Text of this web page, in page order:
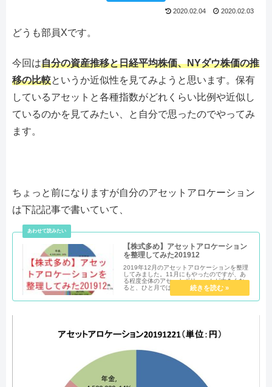
2020.02.04 2020.02.03
どうも部員Xです。
今回は自分の資産推移と日経平均株価、NYダウ株価の推
移の比較というか近似性を見てみようと思います。保有
しているアセットと各種指数がどれくらい比例や近似し
ているのかを見てみたい、と自分で思ったのでやってみ
ます。
ちょっと前になりますが自分のアセットアロケーション
は下記記事で書いていて、
【株式多め】アセットアロケーション
を整理してみた201912
2019年12月のアセットアロケーションを整理
してみました。11月にもやったのですが、あ
る程度全体のアセットボリュームが大きくな
ると、ひと月ではあまり変化ないですね。